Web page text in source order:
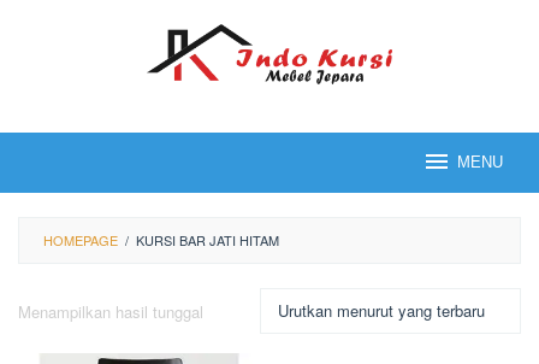
MENU
HOMEPAGE / KURSI BAR JATI HITAM
Menampilkan hasil tunggal